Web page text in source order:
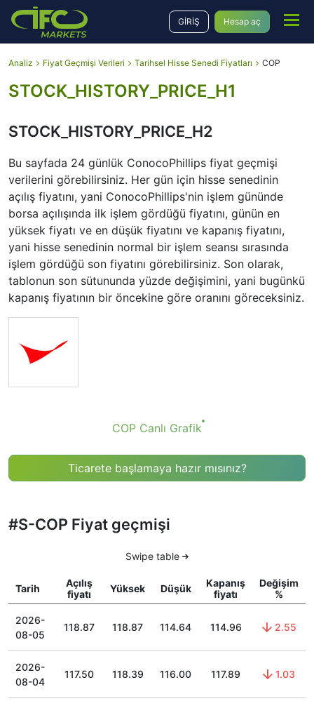
GİRİŞ Hesap aç
Analiz Fiyat Geçmişi Verileri Tarihsel Hisse Senedi Fiyatları COP
STOCK_HISTORY_PRICE_H1
STOCK_HISTORY_PRICE_H2
Bu sayfada 24 günlük ConocoPhillips fiyat geçmişi
verilerini görebilirsiniz․ Her gün için hisse senedinin
açılış fiyatını, yani ConocoPhillips'nin işlem gününde
borsa açılışında ilk işlem gördüğü fiyatını, günün en
yüksek fiyatı ve en düşük fiyatını ve kapanış fiyatını,
yani hisse senedinin normal bir işlem seansı sırasında
işlem gördüğü son fiyatını görebilirsiniz. Son olarak,
tablonun son sütununda yüzde değişimini, yani bugünkü
kapanış fiyatının bir öncekine göre oranını göreceksiniz.
COP Canlı Grafik
Ticarete başlamaya hazır mısınız?
#S-COP Fiyat geçmişi
Swipe table
Tarih
Açılış
fiyatı
Yüksek Düşük
Kapanış
fiyatı
Değişim
%
2026-
08-05
118.87 118.87 114.64 114.96 2.55
2026-
08-04
117.50 118.39 116.00 117.89 1.03